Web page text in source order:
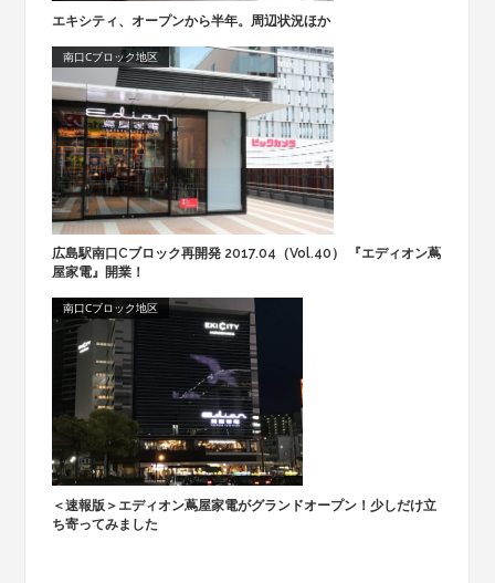
エキシティ、オープンから半年。周辺状況ほか
南口Cブロック地区
広島駅南口Cブロック再開発 2017.04（Vol.40） 『エディオン蔦
屋家電』開業！
南口Cブロック地区
＜速報版＞エディオン蔦屋家電がグランドオープン！少しだけ立
ち寄ってみました